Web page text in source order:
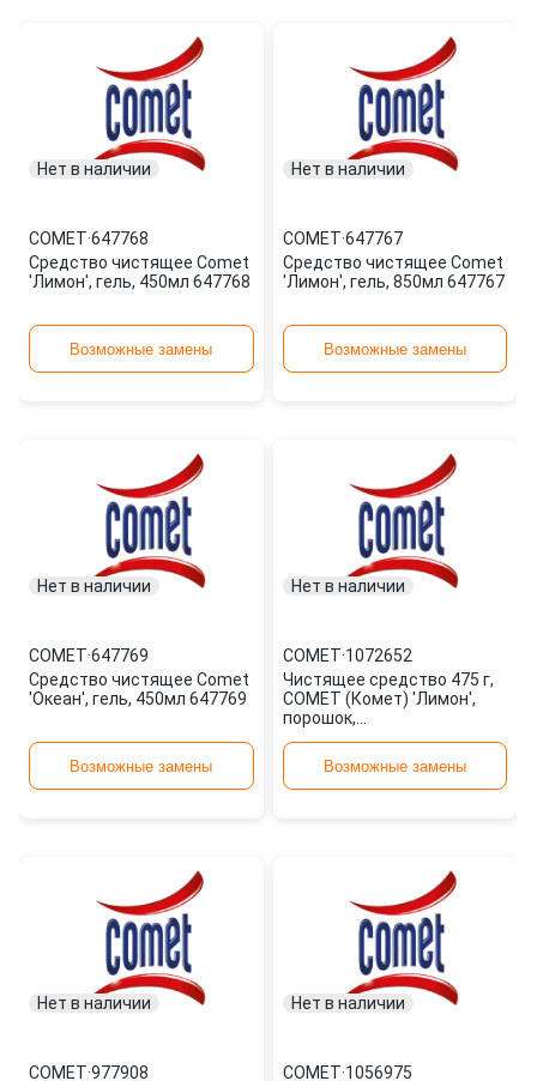
Нет в наличии
COMET·647768
Средство чистящее Comet
'Лимон', гель, 450мл 647768
Возможные замены
Нет в наличии
COMET·647767
Средство чистящее Comet
'Лимон', гель, 850мл 647767
Возможные замены
Нет в наличии
COMET·647769
Средство чистящее Comet
'Океан', гель, 450мл 647769
Возможные замены
Нет в наличии
COMET·1072652
Чистящее средство 475 г,
COMET (Комет) 'Лимон',
порошок,
1072652Возможные замены
Нет в наличии
COMET·977908
Нет в наличии
COMET·1056975